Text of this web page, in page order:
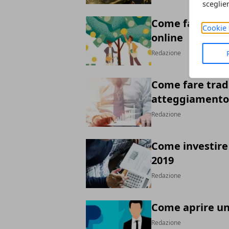
Cookie
Come fare un
online
Redazione
Come fare
atteggiamento
Redazione
Come
2019
Redazione
Come aprire
Redazione